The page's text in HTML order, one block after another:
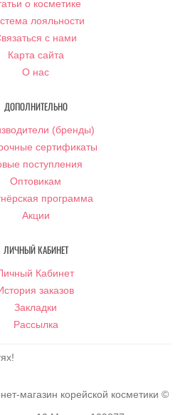
о косметике
лояльности
с нами
Карта сайта
О нас
ДОПОЛНИТЕЛЬНО
(бренды)
сертификаты
поступления
Оптовикам
программа
Акции
ЛИЧНЫЙ КАБИНЕТ
Кабинет
заказов
Закладки
Рассылка
магазин корейской косметики ©